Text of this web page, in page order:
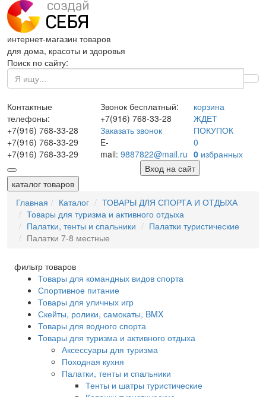
интернет-магазин товаров
для дома, красоты и здоровья
Поиск по сайту:
Контактные
телефоны:
+7(916) 768-33-28
+7(916) 768-33-29
+7(916) 768-33-29
Звонок бесплатный:
+7(916) 768-33-28
Заказать звонок
E-
mail: 9887822@mail.ru
корзина
ЖДЕТ
ПОКУПОК
0
0избранных
Вход на сайт
каталог товаров
Главная
Каталог
ТОВАРЫ ДЛЯ СПОРТА И ОТДЫХА
Товары для туризма и активного отдыха
Палатки, тенты и спальники
Палатки туристические
Палатки 7-8 местные
фильтр товаров
Товары для командных видов спорта
Спортивное питание
Товары для уличных игр
Скейты, ролики, самокаты, BMX
Товары для водного спорта
Товары для туризма и активного отдыха
Аксессуары для туризма
Походная кухня
Палатки, тенты и спальники
Тенты и шатры туристические